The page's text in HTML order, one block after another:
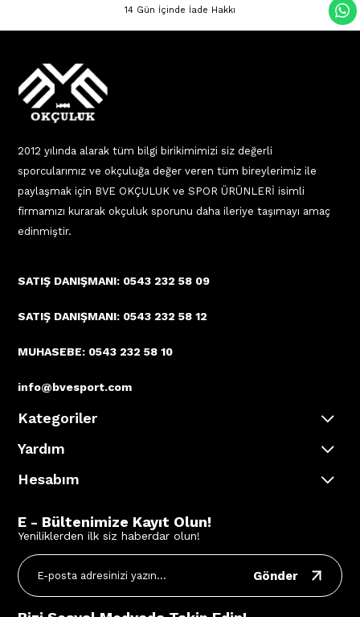
14 Gün İçinde İade Hakkı
2012 yılında alarak tüm bilgi birikimimizi siz değerli
sporcularımız ve okçuluğa değer veren tüm bireylerimiz ile
paylaşmak için BVE OKÇULUK ve SPOR ÜRÜNLERİ isimli
firmamızı kurarak okçuluk sporunu daha ileriye taşımayı amaç
edinmiştir.
SATIŞ DANIŞMANI: 0543 232 58 09
SATIŞ DANIŞMANI: 0543 232 58 12
MUHASEBE: 0543 232 58 10
info@bvesport.com
Kategoriler
Yardım
Hesabım
E - Bültenimize Kayıt Olun!
Yeniliklerden ilk siz haberdar olun!
Gönder